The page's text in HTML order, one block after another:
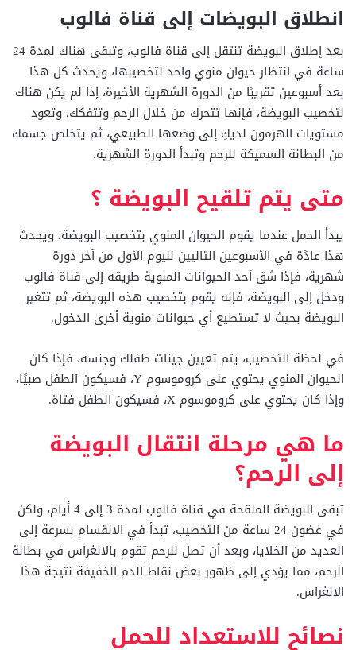
انطلاق البويضات إلى قناة فالوب
بعد إطلاق البويضة تنتقل إلى قناة فالوب، وتبقى هناك لمدة 24
ساعة في انتظار حيوان منوي واحد لتخصيبها، ويحدث كل هذا
بعد أسبوعين تقريبًا من الدورة الشهرية الأخيرة، إذا لم يكن هناك
لتخصيب البويضة، فإنها تتحرك من خلال الرحم وتتفكك، وتعود
مستويات الهرمون لديكِ إلى وضعها الطبيعي، ثم يتخلص جسمك
من البطانة السميكة للرحم وتبدأ الدورة الشهرية.
متى يتم تلقيح البويضة ؟
يبدأ الحمل عندما يقوم الحيوان المنوي بتخصيب البويضة، ويحدث
هذا عادًة في الأسبوعين التاليين لليوم الأول من آخر دورة
شهرية، فإذا شق أحد الحيوانات المنوية طريقه إلى قناة فالوب
ودخل إلى البويضة، فإنه يقوم بتخصيب هذه البويضة، ثم تتغير
البويضة بحيث لا تستطيع أي حيوانات منوية أخرى الدخول.
في لحظة التخصيب، يتم تعيين جينات طفلك وجنسه، فإذا كان
الحيوان المنوي يحتوي على كروموسوم Y، فسيكون الطفل صبيًا،
وإذا كان يحتوي على كروموسوم X، فسيكون الطفل فتاة.
ما هي مرحلة انتقال البويضة
إلى الرحم؟
تبقى البويضة الملقحة في قناة فالوب لمدة 3 إلى 4 أيام، ولكن
في غضون 24 ساعة من التخصيب، تبدأ في الانقسام بسرعة إلى
العديد من الخلايا، وبعد أن تصل للرحم تقوم بالانغراس في بطانة
الرحم، مما يؤدي إلى ظهور بعض نقاط الدم الخفيفة نتيجة هذا
الانغراس.
نصائح للاستعداد للحمل